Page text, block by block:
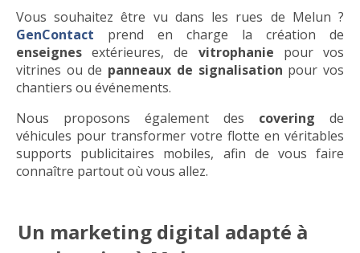
Vous souhaitez être vu dans les rues de Melun ?
GenContact prend en charge la création de
enseignes extérieures, de vitrophanie pour vos
vitrines ou de panneaux de signalisation pour vos
chantiers ou événements.
Nous proposons également des covering de
véhicules pour transformer votre flotte en véritables
supports publicitaires mobiles, afin de vous faire
connaître partout où vous allez.
Un marketing digital adapté à